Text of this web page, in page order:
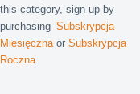
this category, sign up by
purchasing Subskrypcja
Miesięcznaor Subskrypcja
Roczna.